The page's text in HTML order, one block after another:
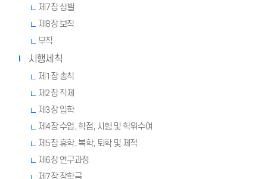
제7장 상벌
제8장 보칙
부칙
시행세칙
제1장 총칙
제2장 직제
제3장 입학
제4장 수업, 학점, 시험 및 학위수여
제5장 휴학, 복학, 퇴학 및 제적
제6장 연구과정
제7장 장학금